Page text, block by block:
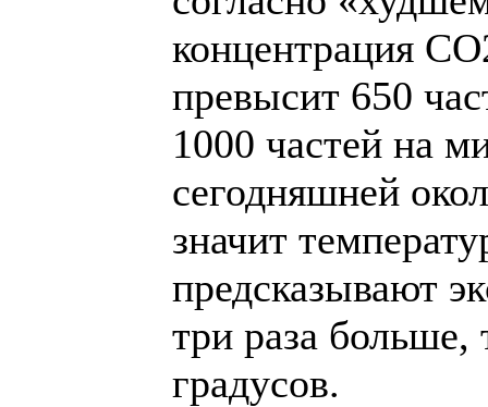
концентрация
превысит 650
1000 частей на
сегодняшней
значит
предсказывают
три раза больше,
градусов.